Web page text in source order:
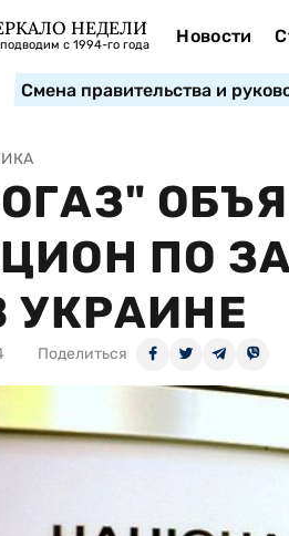
НЕДЕЛИ
с 1994-го года Новости
Смена правительства и
ПО
УКРАИНЕ
Поделиться